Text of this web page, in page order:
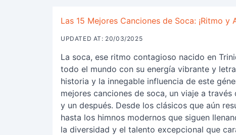
Las 15 Mejores Canciones de Soca: ¡Ritmo y
UPDATED AT: 20/03/2025
La soca, ese ritmo contagioso nacido en
todo el mundo con su energía vibrante y
historia y la innegable influencia de este
mejores canciones de soca, un viaje a
y un después. Desde los clásicos que aún
hasta los himnos modernos que siguen
la diversidad y el talento excepcional que